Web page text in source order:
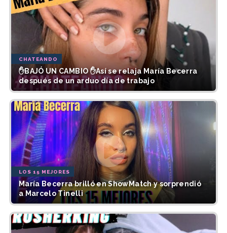
CHATEANDO
✋BAJÓ UN CAMBIO ✋Así se relaja María Becerra
después de un arduo día de trabajo
LOS 15 MEJORES
María Becerra brilló en ShowMatch y sorprendió
a Marcelo Tinelli